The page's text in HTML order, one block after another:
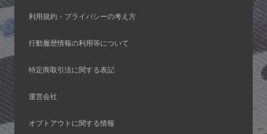
利用規約・プライバシーの考え方
行動履歴情報の利用等について
特定商取引法に関する表記
運営会社
オプトアウトに関する情報